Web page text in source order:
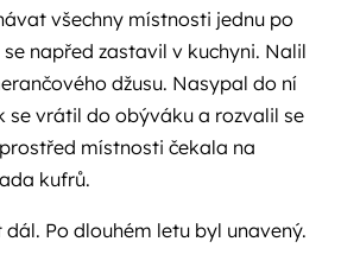
všechny místnosti jednu po
napřed zastavil v kuchyni. Nalil
džusu. Nasypal do ní
se vrátil do obýváku a rozvalil se
místnosti čekala na
kufrů.
Po dlouhém letu byl unavený.